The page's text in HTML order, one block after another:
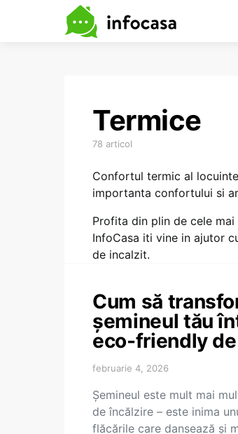
Termice
78 articol
Confortul termic al
importanta confortului si
Profita din plin de cele
InfoCasa iti vine in ajutor
de incalzit.
Cum să
șemineul tău
eco-friendly
februarie 4, 2026
Șemineul este mult mai
de încălzire – este inima
flăcările care dansează și